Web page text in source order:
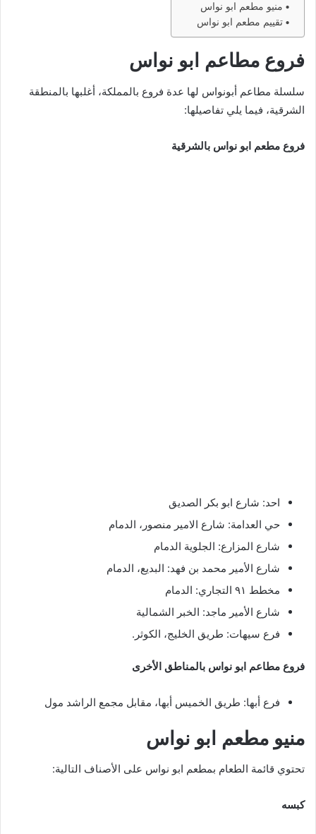
منيو مطعم ابو نواس
تقييم مطعم ابو نواس
فروع مطاعم ابو نواس
سلسلة مطاعم أبونواس لها عدة فروع بالمملكة، أغلبها بالمنطقة
الشرقية، فيما يلي تفاصيلها:
فروع مطعم ابو نواس بالشرقية
احد: شارع ابو بكر الصديق
حي العدامة: شارع الامير منصور، الدمام
شارع المزارع: الجلوية الدمام
شارع الأمير محمد بن فهد: البديع، الدمام
مخطط ٩١ التجاري: الدمام
شارع الأمير ماجد: الخبر الشمالية
فرع سيهات: طريق الخليج، الكوثر.
فروع مطاعم ابو نواس بالمناطق الأخرى
فرع أبها: طريق الخميس أبها، مقابل مجمع الراشد مول
منيو مطعم ابو نواس
تحتوي قائمة الطعام بمطعم ابو نواس على الأصناف التالية:
كبسه